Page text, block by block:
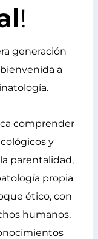
!
generación
a
comprender
y
parentalidad,
propia
ético, con
humanos.